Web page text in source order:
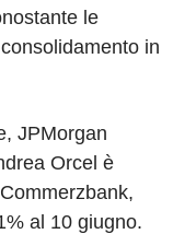
le
in
JPMorgan
Orcel è
al 10 giugno.